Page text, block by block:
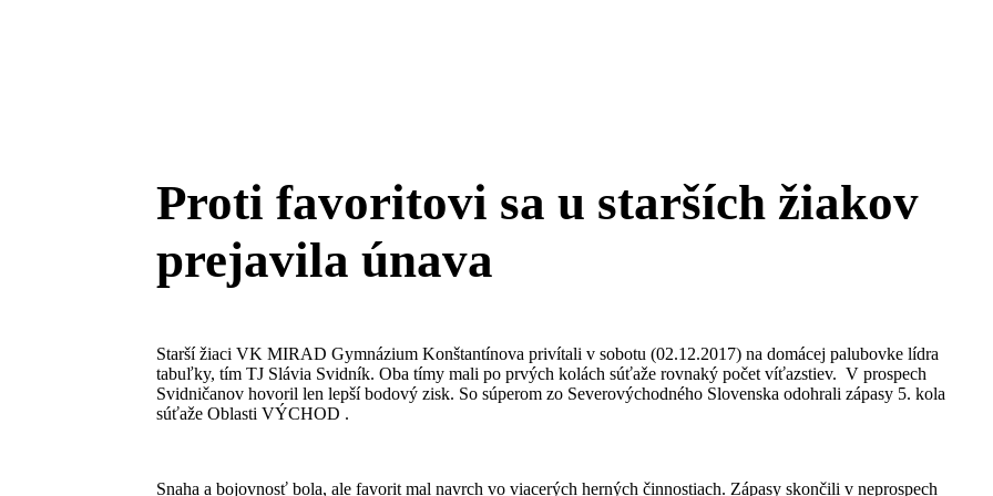
Proti favoritovi sa u starších žiakov
prejavila únava
Starší žiaci VK MIRAD Gymnázium Konštantínova privítali v sobotu (02.12.2017) na domácej palubovke lídra
tabuľky, tím TJ Slávia Svidník. Oba tímy mali po prvých kolách súťaže rovnaký počet víťazstiev. V prospech
Svidničanov hovoril len lepší bodový zisk. So súperom zo Severovýchodného Slovenska odohrali zápasy 5. kola
súťaže Oblasti VÝCHOD .
Snaha a bojovnosť bola, ale favorit mal navrch vo viacerých herných činnostiach. Zápasy skončili v neprospech